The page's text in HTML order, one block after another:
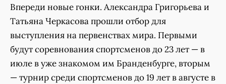
Впереди новые гонки. Александра Григорьева и
Татьяна Черкасова прошли отбор для
выступления на первенствах мира. Первыми
будут соревнования спортсменов до 23 лет — в
июле в уже знакомом им Бранденбурге, вторым
— турнир среди спортсменов до 19 лет в августе в